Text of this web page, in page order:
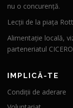
nu o concurență.
Lecții de la piața
Alimentație locală,
parteneriatul CICERO
IMPLICĂ-TE
Condiții de aderare